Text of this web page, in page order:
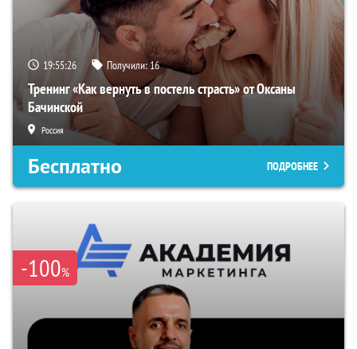
19:55:24 Получили:16
Тренинг «Как вернуть в постель страсть» от Оксаны
Бачинской
Россия
Бесплатно ПОДРОБНЕЕ
-100%